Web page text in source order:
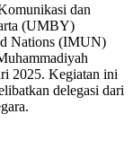
dan
(UMBY)
Nations (IMUN)
2025. Kegiatan ini
delegasi dari